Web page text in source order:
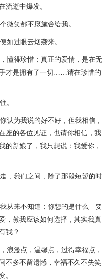
流逝中爆发。
微笑都不愿施舍给我。
如过眼云烟袭来。
懂得珍惜；真正的爱情，是在无
才是拥有了一切……请在珍惜的
。
认为我说的好不好，但我相信，
座的各位见证，也请你相信，我
的新娘了，我只想说：我爱你，
，我们之间，除了那段短暂的时
从来不知道；你想的是什么，要
，教我应该如何选择，其实我真
我？
浪漫点，温馨点，过得幸福点，
不多不留遗憾，幸福不久不失笑
。